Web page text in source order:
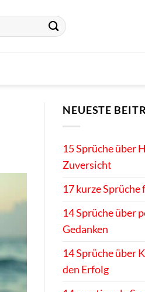
NEUESTE
15 Sprüche über
Zuversicht
17 kurze
14 Sprüche über
Gedanken
14 Sprüche über
den Erfolg